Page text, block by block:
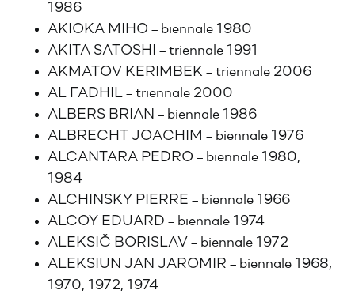
1986
AKIOKA MIHO – biennale 1980
AKITA SATOSHI – triennale 1991
AKMATOV KERIMBEK – triennale 2006
AL FADHIL – triennale 2000
ALBERS BRIAN – biennale 1986
ALBRECHT JOACHIM – biennale 1976
ALCANTARA PEDRO – biennale 1980,
1984
ALCHINSKY PIERRE – biennale 1966
ALCOY EDUARD – biennale 1974
ALEKSIČ BORISLAV – biennale 1972
ALEKSIUN JAN JAROMIR – biennale 1968,
1970, 1972, 1974